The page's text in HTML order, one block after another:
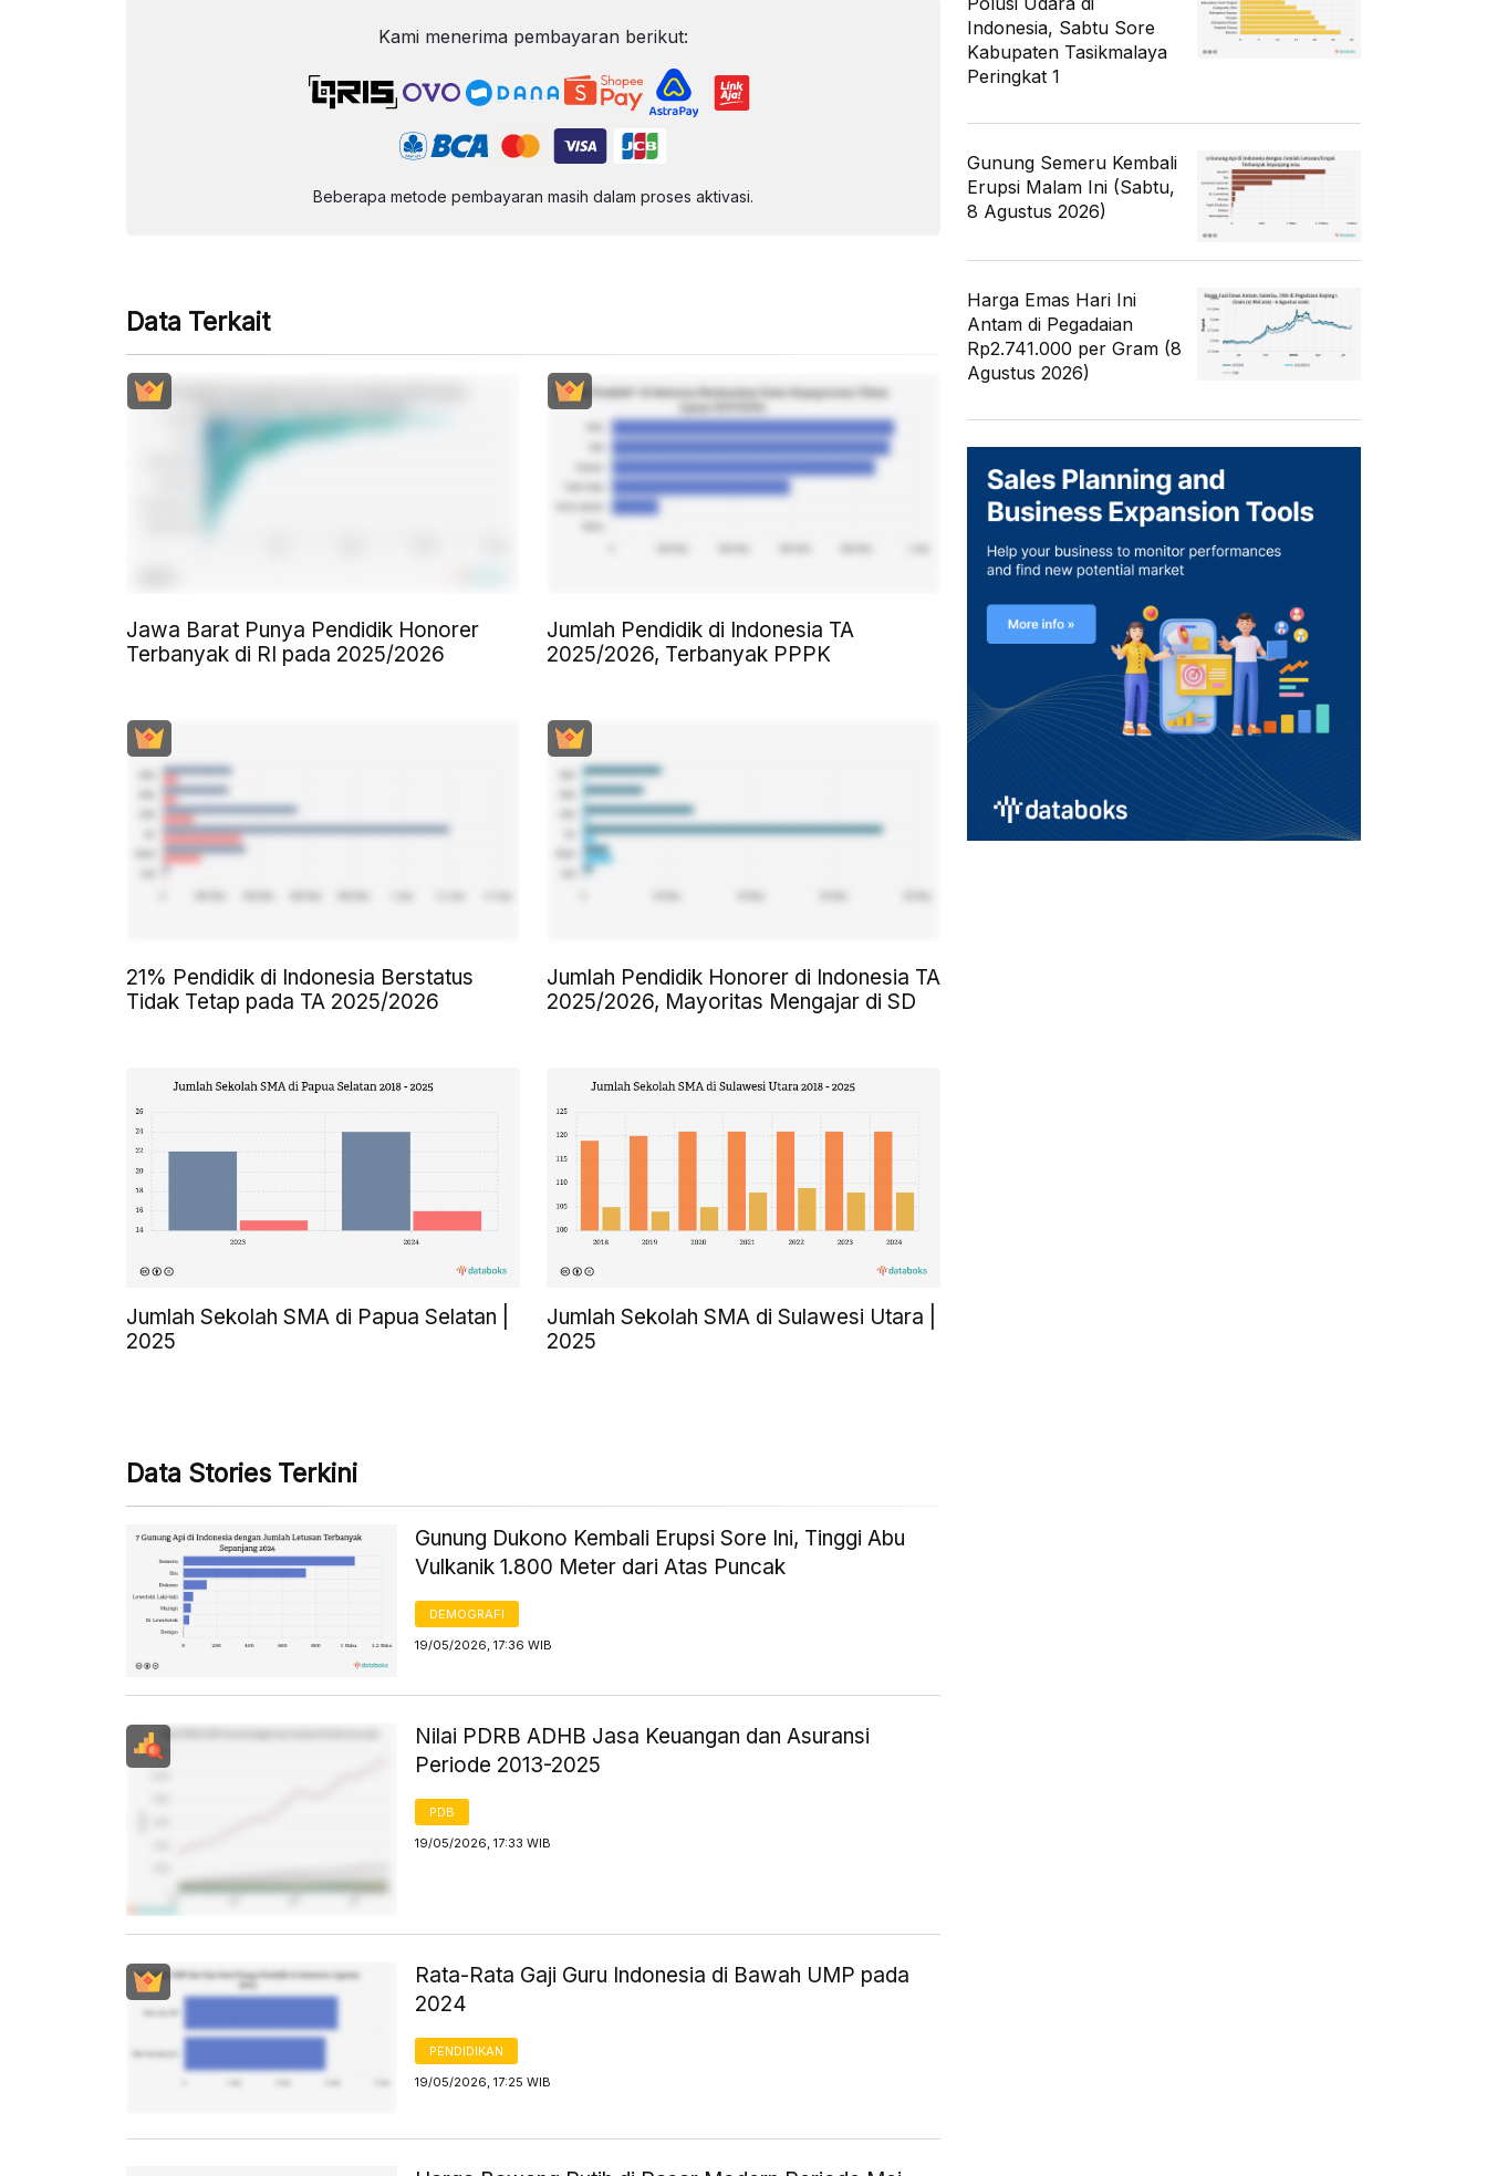
Kami menerima pembayaran berikut:
Beberapa metode pembayaran masih dalam proses aktivasi.
Data Terkait
Jawa Barat Punya Pendidik Honorer
Terbanyak di RI pada 2025/2026
Jumlah Pendidik di Indonesia TA
2025/2026, Terbanyak PPPK
21% Pendidik di Indonesia Berstatus
Tidak Tetap pada TA 2025/2026
Jumlah Pendidik Honorer di Indonesia TA
2025/2026, Mayoritas Mengajar di SD
Jumlah Sekolah SMA di Papua Selatan |
2025
Jumlah Sekolah SMA di Sulawesi Utara |
2025
Data Stories Terkini
Gunung Dukono Kembali Erupsi Sore Ini, Tinggi Abu
Vulkanik 1.800 Meter dari Atas Puncak
DEMOGRAFI
19/05/2026, 17:36 WIB
Nilai PDRB ADHB Jasa Keuangan dan Asuransi
Periode 2013-2025
PDB
19/05/2026, 17:33 WIB
Rata-Rata Gaji Guru Indonesia di Bawah UMP pada
2024
PENDIDIKAN
19/05/2026, 17:25 WIB
Indonesia, Sabtu Sore
Kabupaten Tasikmalaya
Peringkat 1
Gunung Semeru Kembali
Erupsi Malam Ini (Sabtu,
8 Agustus 2026)
Harga Emas Hari Ini
Antam di Pegadaian
Rp2.741.000 per Gram (8
Agustus 2026)